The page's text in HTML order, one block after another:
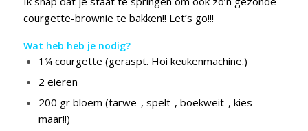
courgette-brownie te bakken!! Let’s go!!!
Wat heb heb je nodig?
1¼ courgette (geraspt. Hoi keukenmachine.)
2 eieren
200 gr bloem (tarwe-, spelt-, boekweit-, kies
maar!!)